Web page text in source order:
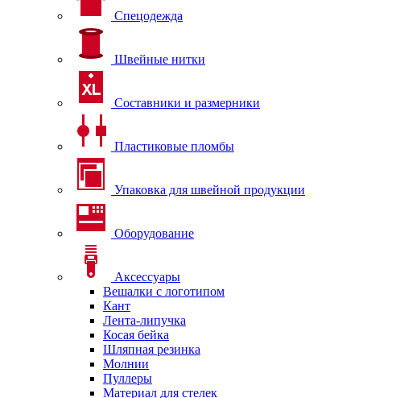
Спецодежда
Швейные нитки
Составники и размерники
Пластиковые пломбы
Упаковка для швейной продукции
Оборудование
Аксессуары
Вешалки с логотипом
Кант
Лента-липучка
Косая бейка
Шляпная резинка
Молнии
Пуллеры
Материал для стелек